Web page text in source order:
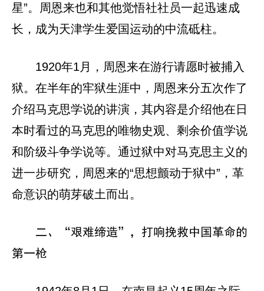
星”。周恩来也和其他觉悟社社员一起迅速成
长，成为天津学生爱国运动的中流砥柱。
1920年1月，周恩来在游行请愿时被捕入
狱。在半年的牢狱生涯中，周恩来分五次作了
介绍马克思学说的讲演，其内容是介绍他在日
本时看过的马克思的唯物史观、剩余价值学说
和阶级斗争学说等。通过狱中对马克思主义的
进一步研究，周恩来的“思想颤动于狱中”，革
命意识的萌芽破土而出。
二、“艰难缔造”，打响挽救中国革命的
第一枪